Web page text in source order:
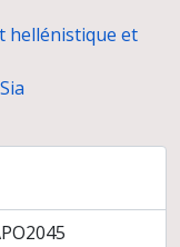
de la cartographie ancienne
et « d » groupe IX
de Syrie
hellénistique et